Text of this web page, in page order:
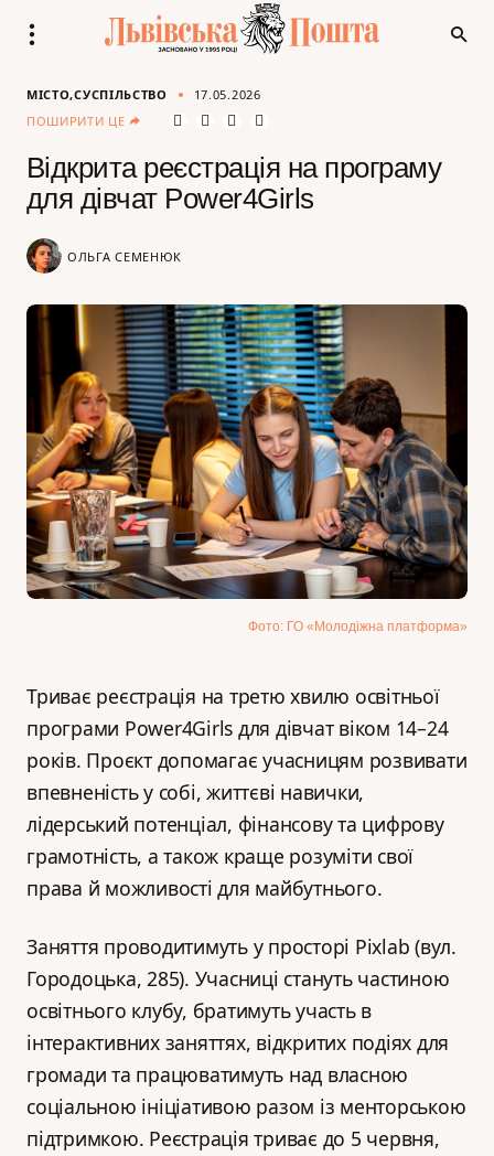
МІСТО СУСПІЛЬСТВО
17.05.2026
ПОШИРИТИ ЦЕ
Відкрита реєстрація на програму
для дівчат Power4Girls
ОЛЬГА СЕМЕНЮК
Фото: ГО «Молодіжна платформа»
Триває реєстрація на третю хвилю освітньої
програми Power4Girls для дівчат віком 14–24
років. Проєкт допомагає учасницям розвивати
впевненість у собі, життєві навички,
лідерський потенціал, фінансову та цифрову
грамотність, а також краще розуміти свої
права й можливості для майбутнього.
Заняття проводитимуть у просторі Pixlab (вул.
Городоцька, 285). Учасниці стануть частиною
освітнього клубу, братимуть участь в
інтерактивних заняттях, відкритих подіях для
громади та працюватимуть над власною
соціальною ініціативою разом із менторською
підтримкою. Реєстрація триває до 5 червня,